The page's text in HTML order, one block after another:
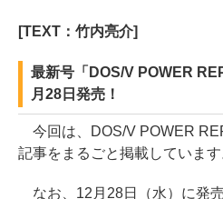
[TEXT：竹内亮介]
最新号「DOS/V POWER
月28日発売！
今回は、DOS/V POWER
記事をまるごと掲載しています
なお、12月28日（水）に発